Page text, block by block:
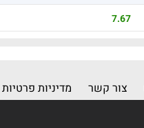
7.67
צור קשר מדיניות פרטיות